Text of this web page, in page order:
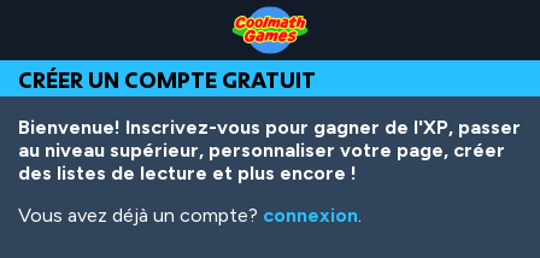
Top
of
Page
Navigation
Main
Content
Footer
contenu
principal
CRÉER UN COMPTE GRATUIT
Bienvenue! Inscrivez-vous pour gagner de l'XP, passer
au niveau supérieur, personnaliser votre page, créer
des listes de lecture et plus encore !
Vous avez déjà un compte? connexion.